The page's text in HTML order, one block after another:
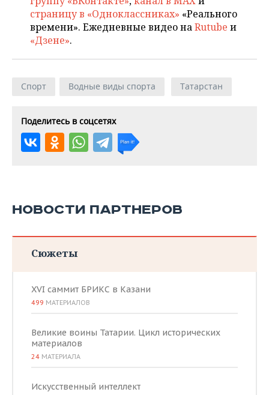
страницу в «Одноклассниках» «Реального
времени». Ежедневные видео наRutube и
«Дзене».
Спорт Водные виды спорта Татарстан
Поделитесь в соцсетях
НОВОСТИ ПАРТНЕРОВ
Сюжеты
XVI саммит БРИКС в Казани
499 МАТЕРИАЛОВ
Великие воины Татарии. Цикл исторических
материалов
24 МАТЕРИАЛА
Искусственный интеллект